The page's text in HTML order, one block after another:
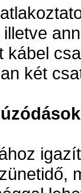
kábel
két